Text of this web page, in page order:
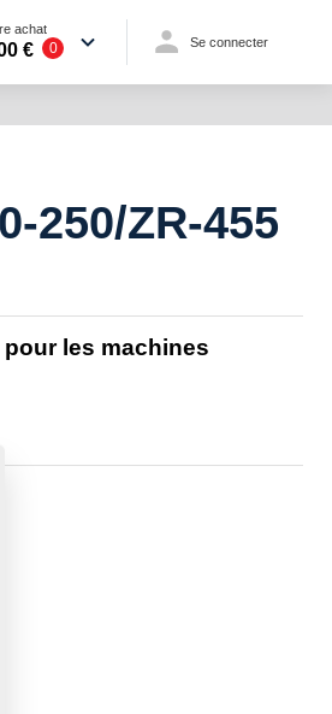
achat
€ 0 Se connecter
250/ZR-455
les machines